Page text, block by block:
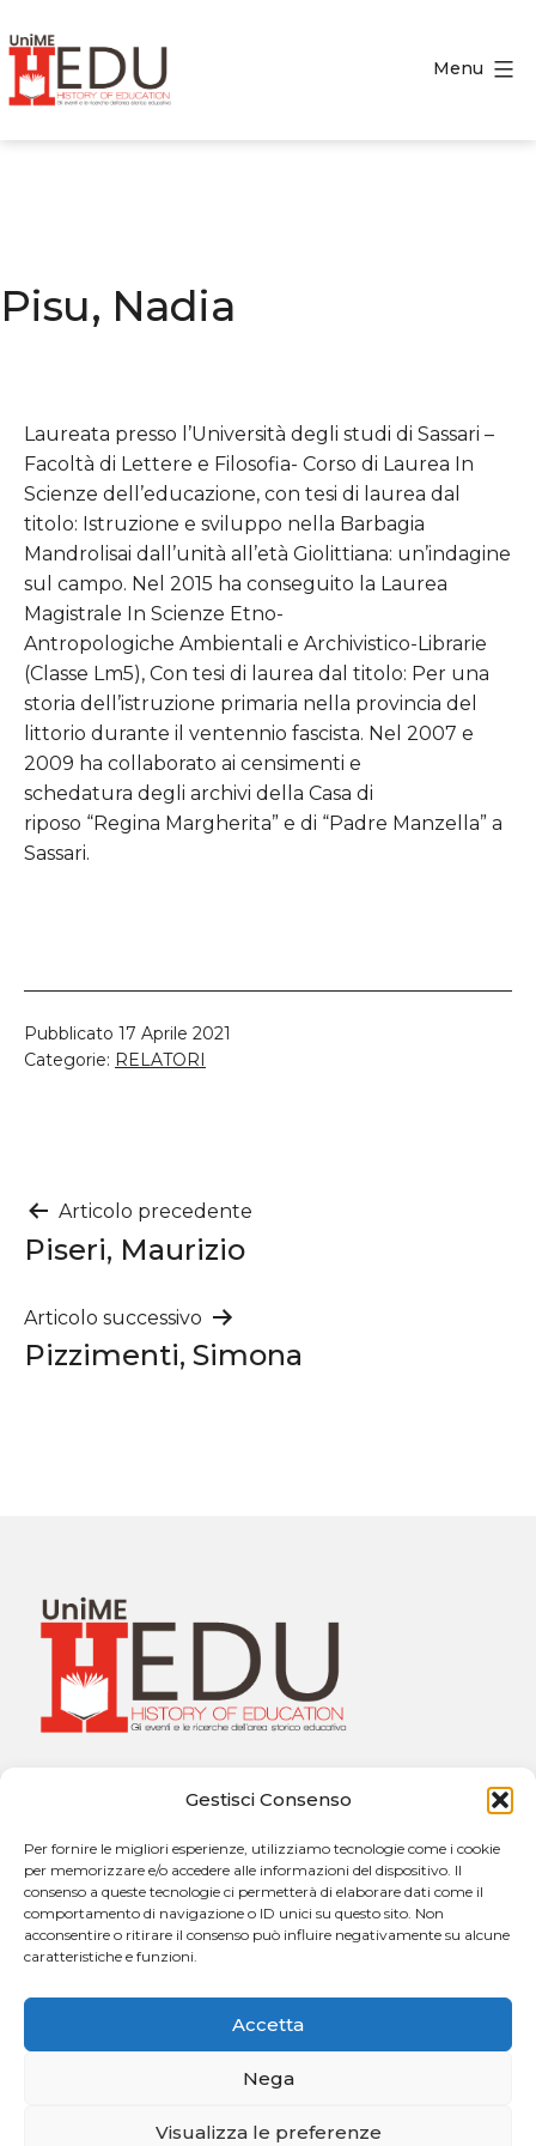
Gestisci Consenso
Per fornire le migliori esperienze, utilizziamo tecnologie come i cookie
per memorizzare e/o accedere alle informazioni del dispositivo. Il
consenso a queste tecnologie ci permetterà di elaborare dati come il
comportamento di navigazione o ID unici su questo sito. Non
acconsentire o ritirare il consenso può influire negativamente su alcune
caratteristiche e funzioni.
Accetta
Nega
Visualizza le preferenze
al
contenuto
Menu
Pisu, Nadia
Laureata presso l’Università degli studi di Sassari –
Facoltà di Lettere e Filosofia- Corso di Laurea In
Scienze dell’educazione, con tesi di laurea dal
titolo: Istruzione e sviluppo nella Barbagia
Mandrolisai dall’unità all’età Giolittiana: un’indagine
sul campo. Nel 2015 ha conseguito la Laurea
Magistrale In Scienze Etno-
Antropologiche Ambientali e Archivistico-Librarie
(Classe Lm5), Con tesi di laurea dal titolo: Per una
storia dell’istruzione primaria nella provincia del
littorio durante il ventennio fascista. Nel 2007 e
2009 ha collaborato ai censimenti e
schedatura degli archivi della Casa di
riposo “Regina Margherita” e di “Padre Manzella” a
Sassari.
Pubblicato 17 Aprile 2021
Categorie: RELATORI
Navigazione
articoli
Articolo precedente
Piseri, Maurizio
Articolo successivo
Pizzimenti, Simona
Dipartimento di Scienze Cognitive, Psicologiche,
Sezione di Pedagogia “Giuseppe Catalfamo”
Via Concezione, n. 8 – 98121 Messina